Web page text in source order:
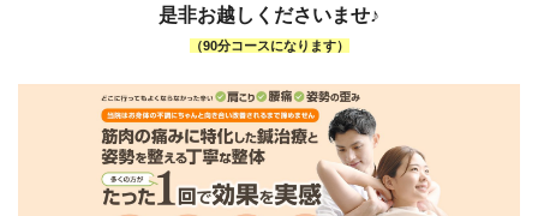
是非お越しくださいませ♪
（90分コースになります）